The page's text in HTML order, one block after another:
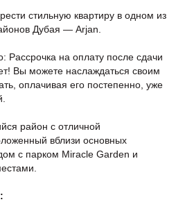
стильную квартиру в одном из
Дубая — Arjan.
Рассрочка на оплату после сдачи
Вы можете наслаждаться своим
оплачивая его постепенно, уже
район с отличной
вблизи основных
с парком Miracle Garden и